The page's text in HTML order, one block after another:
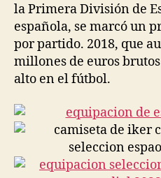
la Primera División de
española, se marcó un
por partido. 2018, que
millones de euros
alto en el fútbol.